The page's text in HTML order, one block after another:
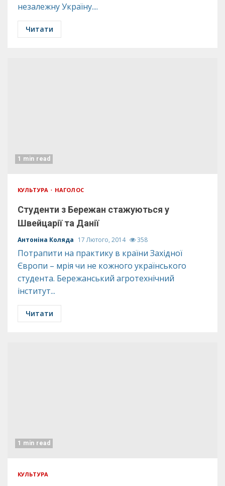
незалежну Україну....
Читати
1 min read
КУЛЬТУРА НАГОЛОС
Студенти з Бережан стажуються у
Швейцарії та Данії
Антоніна Коляда 17 Лютого, 2014 358
Потрапити на практику в країни Західної
Європи – мрія чи не кожного українського
студента. Бережанський агротехнічний
інститут...
Читати
1 min read
КУЛЬТУРА